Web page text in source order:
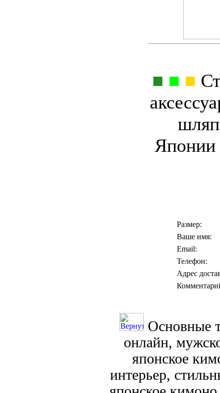
■ ■ ■
Японии
Размер:
Ваше имя:
Email:
Телефон:
Адрес
Основные
онлайн,
японское
интерьер,